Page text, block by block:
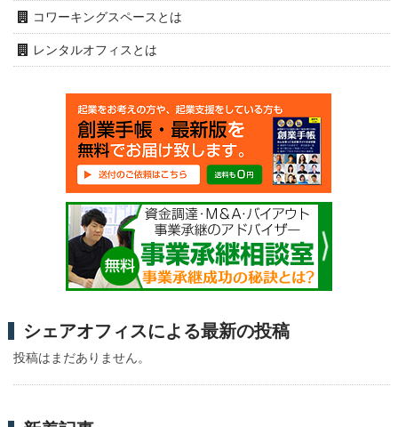
コワーキングスペースとは
レンタルオフィスとは
シェアオフィスによる最新の投稿
投稿はまだありません。